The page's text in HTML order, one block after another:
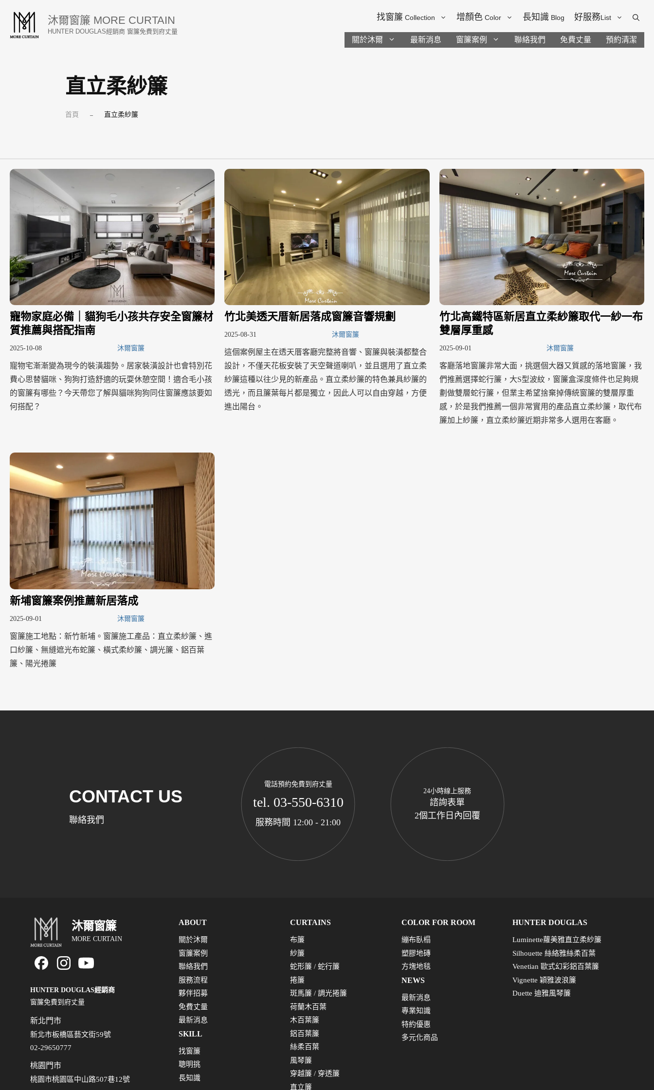
沐爾窗簾 MORE CURTAIN
HUNTER DOUGLAS經銷商 窗簾免費到府丈量
找窗簾 Collection 增顏色 Color 長知識 Blog 好服務List
關於沐爾 最新消息 窗簾案例 聯絡我們 免費丈量 預約清潔
直立柔紗簾
首頁 – 直立柔紗簾
寵物家庭必備｜貓狗毛小孩共存安全窗簾材
質推薦與搭配指南
2025-10-08 沐爾窗簾
寵物宅漸漸變為現今的裝潢趨勢。居家裝潢設計也會特別花
費心思替貓咪、狗狗打造舒適的玩耍休憩空間！適合毛小孩
的窗簾有哪些？今天帶您了解與貓咪狗狗同住窗簾應該要如
何搭配？
竹北美透天厝新居落成窗簾音響規劃
2025-08-31 沐爾窗簾
這個案例屋主在透天厝客廳完整將音響、窗簾與裝潢都整合
設計，不僅天花板安裝了天空聲道喇叭，並且選用了直立柔
紗簾這種以往少見的新產品。直立柔紗簾的特色兼具紗簾的
透光，而且簾葉每片都是獨立，因此人可以自由穿越，方便
進出陽台。
竹北高鐵特區新居直立柔紗簾取代一紗一布
雙層厚重感
2025-09-01 沐爾窗簾
客廳落地窗簾非常大面，挑選個大器又質感的落地窗簾，我
們推薦選擇蛇行簾，大S型波紋，窗簾盒深度條件也足夠規
劃做雙層蛇行簾，但業主希望捨棄掉傳統窗簾的雙層厚重
感，於是我們推薦一個非常實用的產品直立柔紗簾，取代布
簾加上紗簾，直立柔紗簾近期非常多人選用在客廳。
新埔窗簾案例推薦新居落成
2025-09-01 沐爾窗簾
窗簾施工地點：新竹新埔。窗簾施工產品：直立柔紗簾、進
口紗簾、無縫遮光布蛇簾、橫式柔紗簾、調光簾、鋁百葉
簾、陽光捲簾
CONTACT US
聯絡我們
電話預約免費到府丈量
tel. 03-550-6310
服務時間 12:00 - 21:00
24小時線上服務
諮詢表單
2個工作日內回覆
沐爾窗簾
MORE CURTAIN
HUNTER DOUGLAS經銷商
窗簾免費到府丈量
新北門市
新北市板橋區藝文街59號
02-29650777
桃園門市
桃園市桃園區中山路507巷12號
ABOUT
關於沐爾
窗簾案例
聯絡我們
服務流程
夥伴招募
免費丈量
最新消息
SKILL
找窗簾
聰明挑
長知識
CURTAINS
布簾
紗簾
蛇形簾 / 蛇行簾
捲簾
斑馬簾 / 調光捲簾
荷蘭木百葉
木百葉簾
鋁百葉簾
絲柔百葉
風琴簾
穿越簾 / 穿透簾
直立簾
COLOR FOR ROOM
繃布臥榻
塑膠地磚
方塊地毯
NEWS
最新消息
專業知識
特約優惠
多元化商品
HUNTER DOUGLAS
Luminette蘿美雅直立柔紗簾
Silhouette 絲絡雅絲柔百葉
Venetian 歐式幻彩鋁百葉簾
Vignette 穎雅波浪簾
Duette 迪雅風琴簾